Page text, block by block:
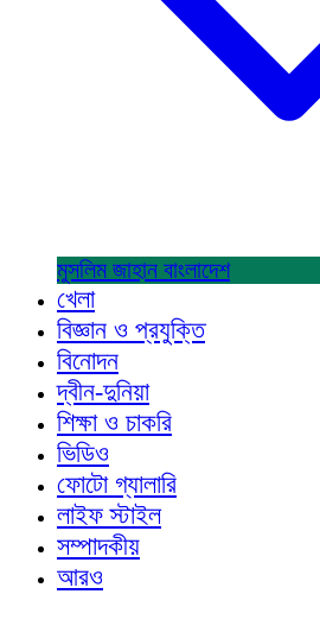
মুসলিম জাহান বাংলাদেশ
খেলা
বিজ্ঞান ও প্রযুক্তি
বিনোদন
দ্বীন-দুনিয়া
শিক্ষা ও চাকরি
ভিডিও
ফোটো গ্যালারি
লাইফ স্টাইল
সম্পাদকীয়
আরও